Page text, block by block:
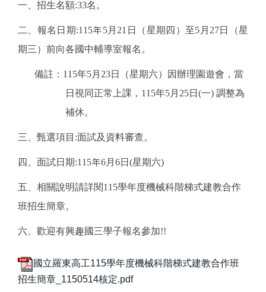
一、招生名額:33名。
二、報名日期:115年5月21日（星期四）至5月27日（星
期三）前向各國中輔導室報名。
備註：115年5月23日（星期六）因辦理園遊會，當
日視同正常上課，115年5月25日(一) 調整為
補休。
三、甄選項目:面試及資料審查。
四、面試日期:115年6月 6日 (星期六)
五、相關說明請詳閱115學年度機械科階梯式建教合作
班招生簡章。
六、歡迎有興趣國三學子報名參加!!
國立羅東高工115學年度機械科階梯式建教合作班
招生簡章_1150514核定.pdf